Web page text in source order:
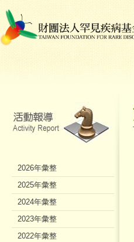
2026年彙整
2025年彙整
2024年彙整
2023年彙整
2022年彙整